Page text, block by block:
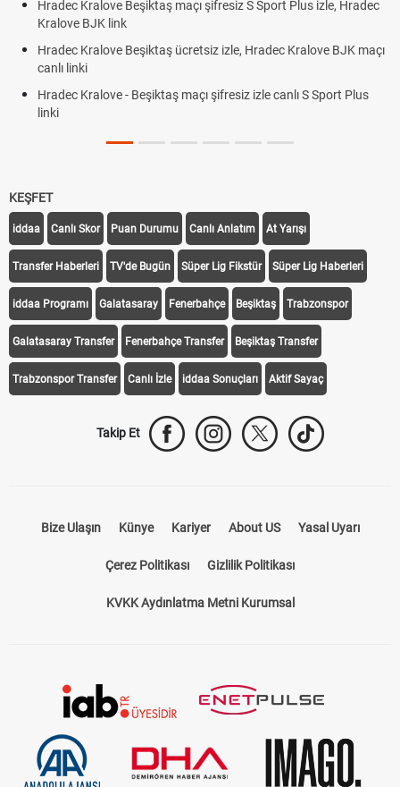
Hradec Kralove Beşiktaş maçı şifresiz S Sport Plus izle, Hradec
Kralove BJK link
Hradec Kralove Beşiktaş ücretsiz izle, Hradec Kralove BJK maçı
canlı linki
Hradec Kralove - Beşiktaş maçı şifresiz izle canlı S Sport Plus
linki
KEŞFET
iddaa Canlı Skor Puan Durumu Canlı Anlatım At Yarışı
Transfer Haberleri TV'de Bugün Süper Lig Fikstür Süper Lig Haberleri
iddaa Programı Galatasaray Fenerbahçe Beşiktaş Trabzonspor
Galatasaray Transfer Fenerbahçe Transfer Beşiktaş Transfer
Trabzonspor Transfer Canlı İzle iddaa Sonuçları Aktif Sayaç
Takip Et
Bize Ulaşın Künye Kariyer About US Yasal Uyarı
Çerez Politikası Gizlilik Politikası
KVKK Aydınlatma Metni Kurumsal